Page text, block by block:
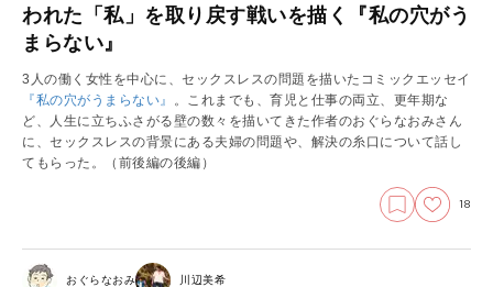
われた「私」を取り戻す戦いを描く『私の穴がう
まらない』
3人の働く女性を中心に、セックスレスの問題を描いたコミックエッセイ
『私の穴がうまらない』
。これまでも、育児と仕事の両立、更年期な
ど、人生に立ちふさがる壁の数々を描いてきた作者のおぐらなおみさん
に、セックスレスの背景にある夫婦の問題や、解決の糸口について話し
てもらった。（前後編の後編）
18
おぐらなおみ 川辺美希